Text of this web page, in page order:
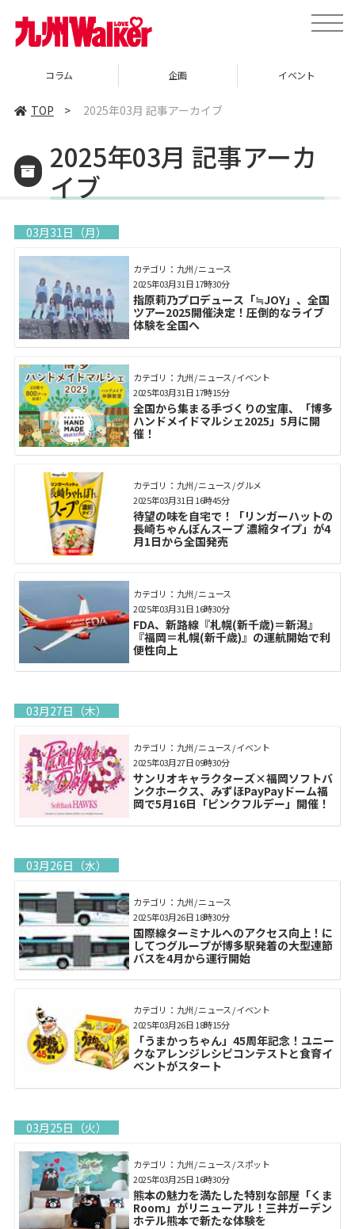
toggle
コラム 企画 イベント
TOP > 2025年03月 記事アーカイブ
2025年03月 記事アーカ
イブ
03月31日（月）
カテゴリ： 九州 / ニュース
指原莉乃プロデュース「≒JOY」、全国
ツアー2025開催決定！圧倒的なライブ
体験を全国へ
2025年03月31日 17時30分
カテゴリ： 九州 / ニュース / イベント
全国から集まる手づくりの宝庫、「博多
ハンドメイドマルシェ2025」5月に開
催！
2025年03月31日 17時15分
カテゴリ： 九州 / ニュース / グルメ
待望の味を自宅で！「リンガーハットの
長崎ちゃんぽんスープ 濃縮タイプ」が4
月1日から全国発売
2025年03月31日 16時45分
カテゴリ： 九州 / ニュース
FDA、新路線『札幌(新千歳)＝新潟』
『福岡＝札幌(新千歳)』の運航開始で利
便性向上
2025年03月31日 16時30分
03月27日（木）
カテゴリ： 九州 / ニュース / イベント
サンリオキャラクターズ×福岡ソフトバ
ンクホークス、みずほPayPayドーム福
岡で5月16日「ピンクフルデー」開催！
2025年03月27日 09時30分
03月26日（水）
カテゴリ： 九州 / ニュース
国際線ターミナルへのアクセス向上！に
してつグループが博多駅発着の大型連節
バスを4月から運行開始
2025年03月26日 18時30分
カテゴリ： 九州 / ニュース / イベント
「うまかっちゃん」45周年記念！ユニー
クなアレンジレシピコンテストと食育イ
ベントがスタート
2025年03月26日 18時15分
03月25日（火）
カテゴリ： 九州 / ニュース / スポット
熊本の魅力を満たした特別な部屋「くま
Room」がリニューアル！三井ガーデン
ホテル熊本で新たな体験を
2025年03月25日 16時30分